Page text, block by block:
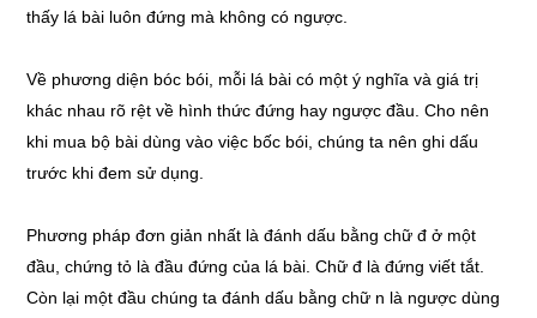
thấy lá bài luôn đứng mà không có ngược.
Về phương diện bóc bói, mỗi lá bài có một ý nghĩa và giá trị
khác nhau rõ rệt về hình thức đứng hay ngược đầu. Cho nên
khi mua bộ bài dùng vào việc bốc bói, chúng ta nên ghi dấu
trước khi đem sử dụng.
Phương pháp đơn giản nhất là đánh dấu bằng chữ đ ở một
đầu, chứng tỏ là đầu đứng của lá bài. Chữ đ là đứng viết tắt.
Còn lại một đầu chúng ta đánh dấu bằng chữ n là ngược dùng